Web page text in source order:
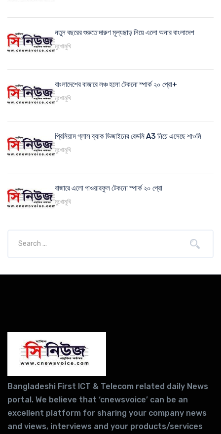
নতুন বছরের শুরুতে দারুণ মূল্যছাড় নিয়ে এলো অনার বাংলাদেশ
মুখোমুখি
বাংলাদেশের বাজারে লঞ্চ হলো টেকনো স্পার্ক ২০ প্রো+
মুখোমুখি
প্রিমিয়াম গ্লাস ব্যাক ডিজাইনের রেডমি A3 নিয়ে এসেছে শাওমি
মুখোমুখি
বাজারে এলো পাওয়ারফুল টেকনো স্পার্ক ২০ প্রো
মুখোমুখি
Bangladeshi First ICT & Telecom related daily News
portal. We believe that ‘cnewsvoice’ can be an
excellent platform for sharing your company news
and views, interviews and your products/services